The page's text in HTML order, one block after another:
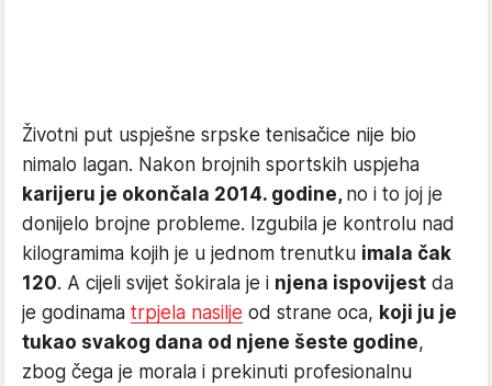
Životni put uspješne srpske tenisačice nije bio
nimalo lagan. Nakon brojnih sportskih uspjeha
karijeru je okončala 2014. godine, no i to joj je
donijelo brojne probleme. Izgubila je kontrolu nad
kilogramima kojih je u jednom trenutku imala čak
120. A cijeli svijet šokirala je i njena ispovijest da
je godinama trpjela nasilje od strane oca, koji ju je
tukao svakog dana od njene šeste godine,
zbog čega je morala i prekinuti profesionalnu